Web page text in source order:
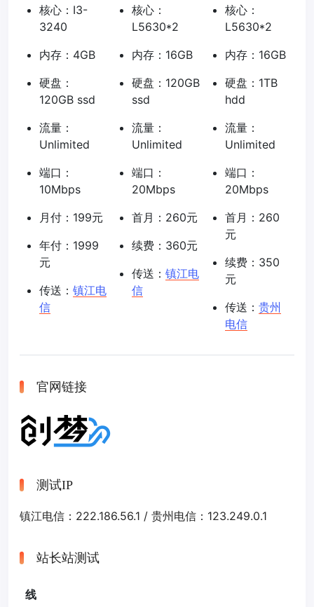
核心：I3-
3240
内存：4GB
硬盘：
120GB ssd
流量：
Unlimited
端口：
10Mbps
月付：199元
年付：1999
元
传送： 镇江电
信
核心：
L5630*2
内存：16GB
硬盘：120GB
ssd
流量：
Unlimited
端口：
20Mbps
首月：260元
续费：360元
传送： 镇江电
信
核心：
L5630*2
内存：16GB
硬盘：1TB
hdd
流量：
Unlimited
端口：
20Mbps
首月：260
元
续费：350
元
传送： 贵州
电信
官网链接
测试IP
镇江电信：222.186.56.1 / 贵州电信：123.249.0.1
站长站测试
线